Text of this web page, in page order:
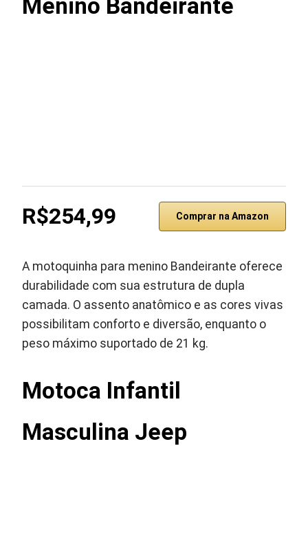
Menino Bandeirante
R$254,99 Comprar na Amazon
A motoquinha para menino Bandeirante oferece
durabilidade com sua estrutura de dupla
camada. O assento anatômico e as cores vivas
possibilitam conforto e diversão, enquanto o
peso máximo suportado de 21 kg.
Motoca Infantil
Masculina Jeep